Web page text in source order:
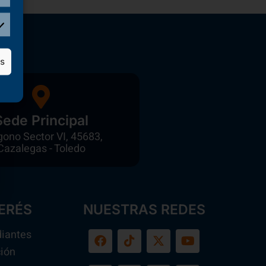
Principal
Sector VI, 45683,
- Toledo
NUESTRAS REDES